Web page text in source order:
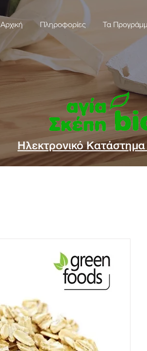
Αρχική Πληροφορίες Τα
Ηλεκτρονικό